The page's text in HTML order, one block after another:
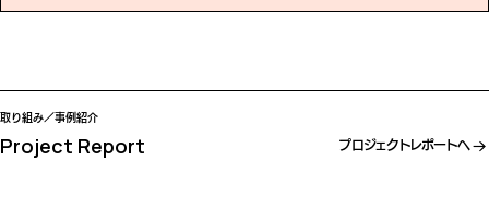
取り組み／事例紹介
Project Report プロジェクトレポートへ